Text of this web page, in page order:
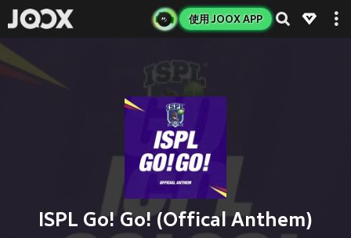
使用 JOOX APP
ISPL Go! Go! (Offical Anthem)